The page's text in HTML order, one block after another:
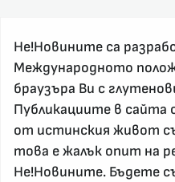
За реклама и връзка с нас,
nenovinite@gmail.com
Контакт
Не!Новините са
Международното
браузъра Ви с
Публикациите в сайта
от истинския живот
това е жалък опит на
Не!Новините. Бъдете